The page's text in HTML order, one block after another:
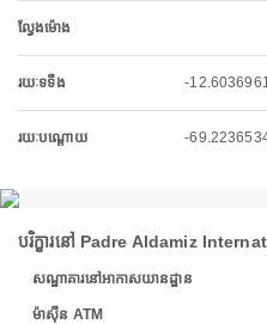
ល្វែងម៉ោង
រយៈទទឹង -
រយៈបណ្តោយ -
បរិក្ខារនៅ Padre Aldamiz
សណ្ឋាគារនៅអាកាសយានដ្ឋាន
ម៉ាស៊ីន ATM